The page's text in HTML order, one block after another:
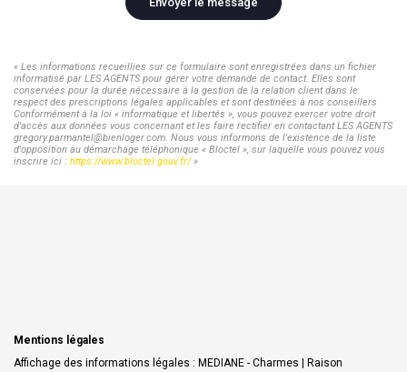
« Les informations recueillies sur ce formulaire sont enregistrées dans un fichier
informatisé par LES AGENTS pour gérer votre demande de contact. Elles sont
conservées pour la durée nécessaire à la gestion de la relation client dans le
respect des prescriptions légales applicables et sont destinées à nos conseillers
Conformément à la loi « informatique et libertés », vous pouvez exercer votre droit
d'accès aux données vous concernant et les faire rectifier en contactant LES AGENTS
gregory.parmantel@bienloger.com. Nous vous informons de l'existence de la liste
d'opposition au démarchage téléphonique « Bloctel », sur laquelle vous pouvez vous
inscrire ici : https://www.bloctel.gouv.fr/»
Mentions légales
Affichage des informations légales : MEDIANE - Charmes | Raison